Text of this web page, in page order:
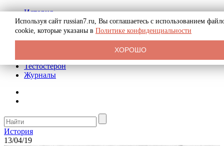
История
Биография
Криминал
Реклама на сайте
Тестостерон
Журналы
История
13/04/19
Используя сайт russian7.ru, Вы соглашаетесь с использованием
cookie, которые указаны в Политике конфиденциальности
ХОРОШО